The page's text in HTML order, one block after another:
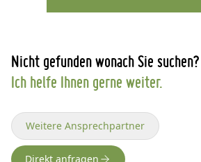
Nicht gefunden wonach Sie suchen?
Ich helfe Ihnen gerne weiter.
Weitere Ansprechpartner
Direkt anfragen